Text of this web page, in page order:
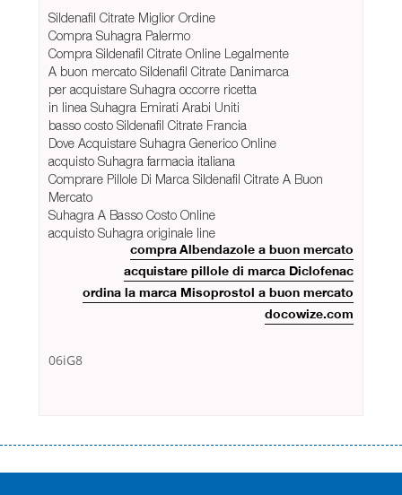
Sildenafil Citrate Miglior Ordine
Compra Suhagra Palermo
Compra Sildenafil Citrate Online Legalmente
A buon mercato Sildenafil Citrate Danimarca
per acquistare Suhagra occorre ricetta
in linea Suhagra Emirati Arabi Uniti
basso costo Sildenafil Citrate Francia
Dove Acquistare Suhagra Generico Online
acquisto Suhagra farmacia italiana
Comprare Pillole Di Marca Sildenafil Citrate A Buon
Mercato
Suhagra A Basso Costo Online
acquisto Suhagra originale line
compra Albendazole a buon mercato
acquistare pillole di marca Diclofenac
ordina la marca Misoprostol a buon mercato
docowize.com
06iG8
оформляти кредит в банку, значить Вам добре знайомі незручності